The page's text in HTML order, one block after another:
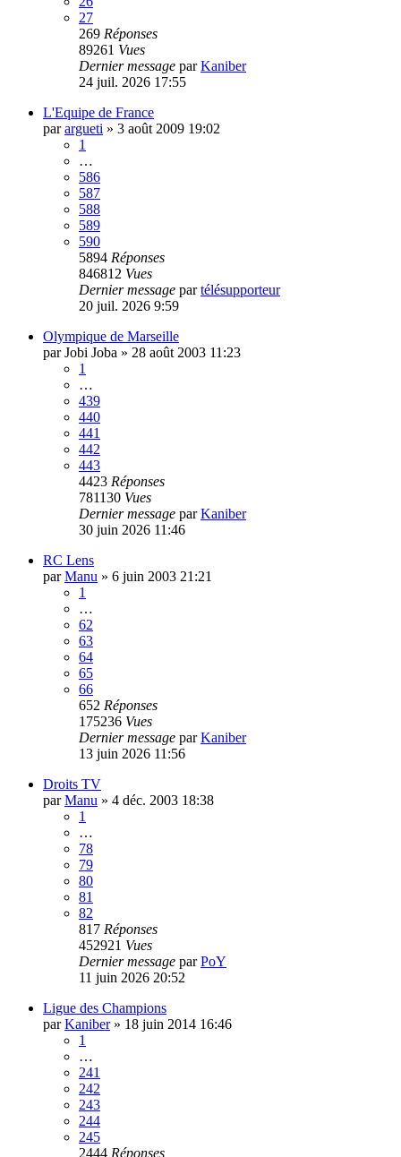
27
269 Réponses
89261 Vues
Dernier message parKaniber
24 juil. 2026 17:55
L'Equipe de France
parargueti » 3 août 2009 19:02
1
…
586
587
588
589
590
5894 Réponses
846812 Vues
Dernier message partélésupporteur
20 juil. 2026 9:59
Olympique de Marseille
parJobi Joba » 28 août 2003 11:23
1
…
439
440
441
442
443
4423 Réponses
781130 Vues
Dernier message parKaniber
30 juin 2026 11:46
RC Lens
parManu » 6 juin 2003 21:21
1
…
62
63
64
65
66
652 Réponses
175236 Vues
Dernier message parKaniber
13 juin 2026 11:56
Droits TV
parManu » 4 déc. 2003 18:38
1
…
78
79
80
81
82
817 Réponses
452921 Vues
Dernier message parPoY
11 juin 2026 20:52
Ligue des Champions
parKaniber» 18 juin 2014 16:46
1
…
241
242
243
244
245
2444 Réponses